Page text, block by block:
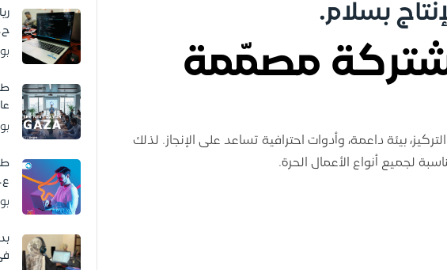
بسلام.
مصمّمة
بيئة داعمة، وأدوات احترافية تساعد على الإنجاز. لذلك
لجميع أنواع الأعمال الحرة.